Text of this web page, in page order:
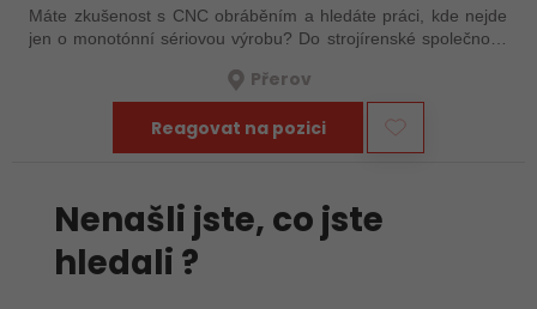
Máte zkušenost s CNC obráběním a hledáte práci, kde nejde
jen o monotónní sériovou výrobu? Do strojírenské společnosti
Přerov
Reagovat na pozici
Nenašli jste, co jste
hledali ?